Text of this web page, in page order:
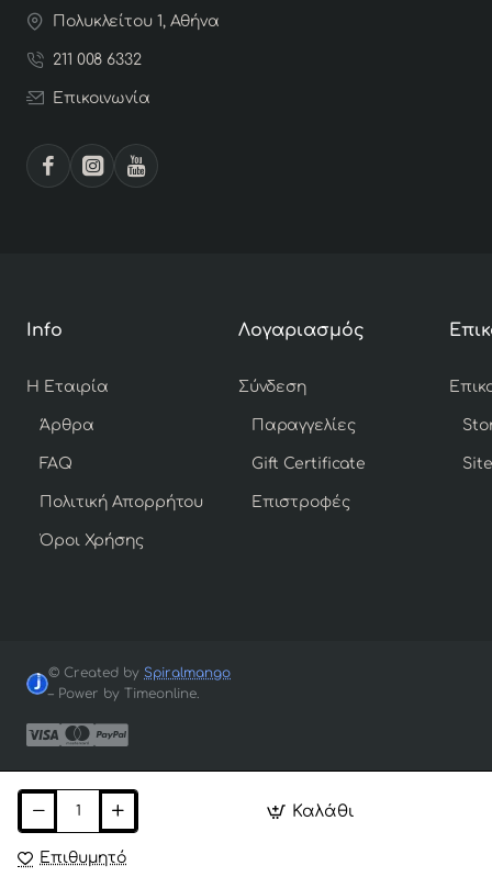
Καλάθι
Επιθυμητό
Πολυκλείτου 1, Αθήνα
211 008 6332
Επικοινωνία
Info
Η Εταιρία
Άρθρα
FAQ
Πολιτική Απορρήτου
Όροι Χρήσης
Λογαριασμός
Σύνδεση
Παραγγελίες
Gift Certificate
Επιστροφές
© Created by Spiralmango
– Power by Timeonline.